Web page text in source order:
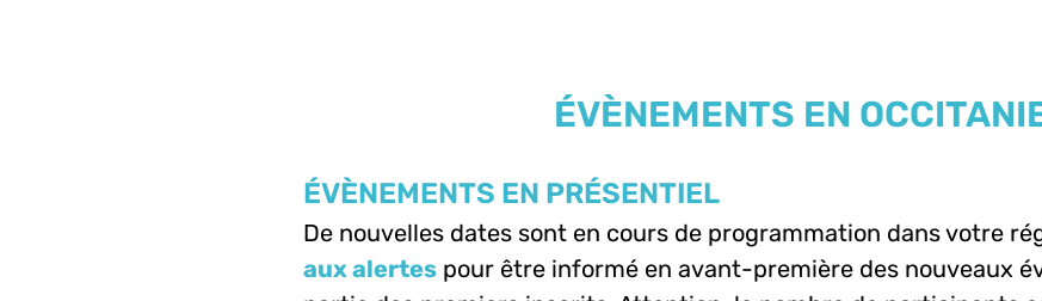
ÉVÈNEMENTS EN
ÉVÈNEMENTS EN PRÉSENTIEL
De nouvelles dates sont en cours de programmation dans votre
aux alertespour être informé en avant-première des nouveaux